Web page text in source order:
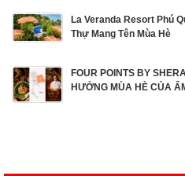
La Veranda Resort Phú
Thự Mang Tên Mùa Hè
FOUR POINTS BY
HƯỞNG MÙA HÈ CỦA